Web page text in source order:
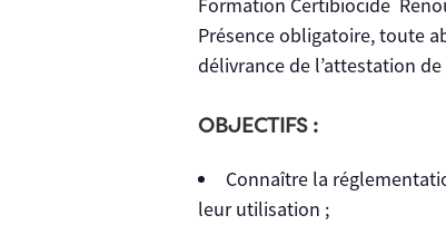
Présence obligatoire, toute
délivrance de l’attestation
OBJECTIFS :
Connaître la
leur utilisation ;